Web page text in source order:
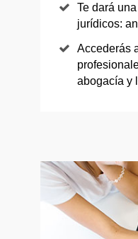
Te dará
jurídicos:
Accederás
abogacía y